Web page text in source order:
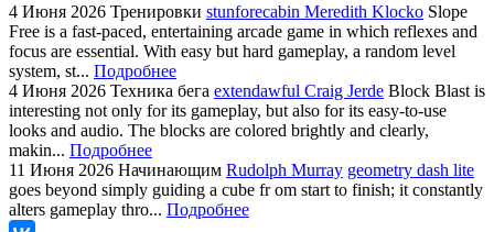
4 Июня 2026 Тренировки stunforecabin Meredith Klocko Slope
Free is a fast-paced, entertaining arcade game in which reflexes and
focus are essential. With easy but hard gameplay, a random level
system, st... Подробнее
4 Июня 2026 Техника бега extendawful Craig Jerde Block Blast is
interesting not only for its gameplay, but also for its easy-to-use
looks and audio. The blocks are colored brightly and clearly,
makin... Подробнее
11 Июня 2026 Начинающим Rudolph Murray geometry dash lite
goes beyond simply guiding a cube fr om start to finish; it constantly
alters gameplay thro... Подробнее